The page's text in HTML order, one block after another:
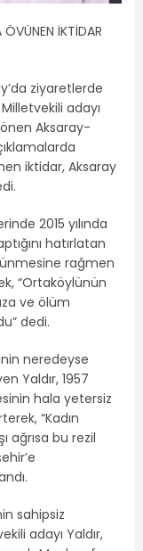
İKTİDAR
ziyaretlerde
adayı
Aksaray-
iktidar, Aksaray
2015 yılında
hatırlatan
rağmen
“Ortaköylünün
ve ölüm
dedi.
neredeyse
Yaldır, 1957
hala yetersiz
“Kadın
ağrısa bu rezil
sahipsiz
adayı Yaldır,